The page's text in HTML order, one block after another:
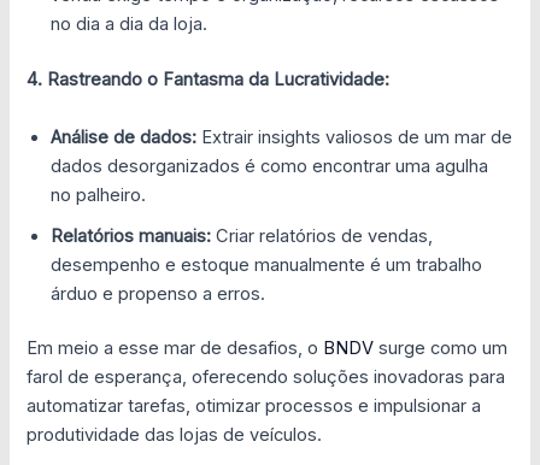
no dia a dia da loja.
4. Rastreando o Fantasma da Lucratividade:
Análise de dados: Extrair insights valiosos de um mar de
dados desorganizados é como encontrar uma agulha
no palheiro.
Relatórios manuais: Criar relatórios de vendas,
desempenho e estoque manualmente é um trabalho
árduo e propenso a erros.
Em meio a esse mar de desafios, o BNDV surge como um
farol de esperança, oferecendo soluções inovadoras para
automatizar tarefas, otimizar processos e impulsionar a
produtividade das lojas de veículos.